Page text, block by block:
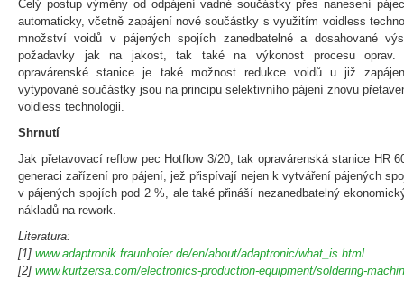
Celý postup výměny od odpájení vadné součástky přes nanesení
automaticky, včetně zapájení nové součástky s využitím voidless
množství voidů v pájených spojích zanedbatelné a dosahované
požadavky jak na jakost, tak také na výkonost procesu oprav.
opravárenské stanice je také možnost redukce voidů u již
vytypované součástky jsou na principu selektivního pájení znovu
voidless technologii.
Shrnutí
Jak přetavovací reflow pec Hotflow 3/20, tak opravárenská stanice HR
generaci zařízení pro pájení, jež přispívají nejen k vytváření pájených
v pájených spojích pod 2 %, ale také přináší nezanedbatelný
nákladů na rework.
Literatura:
[1] www.adaptronik.fraunhofer.de/en/about/adaptronic/what_is.html
[2] www.kurtzersa.com/electronics-production-equipment/soldering-